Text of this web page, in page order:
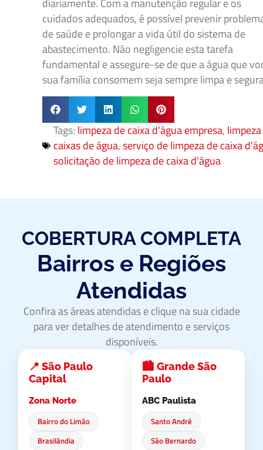
diariamente. Com a manutenção regular e os
cuidados adequados, é possível prevenir
de saúde e prolongar a vida útil do sistema de
abastecimento. Não negligencie esta tarefa
fundamental e assegure-se de que a água que
sua família consomem seja sempre limpa e
Tags: limpeza de caixa d'água empresa,
caixas de água,serviço de limpeza de caixa
solicitação de limpeza de caixa d'água
COBERTURA COMPLETA
Bairros e Regiões
Atendidas
Confira as áreas atendidas e clique na sua cidade
para ver detalhes de atendimento e serviços
disponíveis.
📍 São Paulo
Capital
Zona Norte
Bairro do Limão
Brasilândia
🏙️ Grande São
Paulo
ABC Paulista
Santo André
São Bernardo